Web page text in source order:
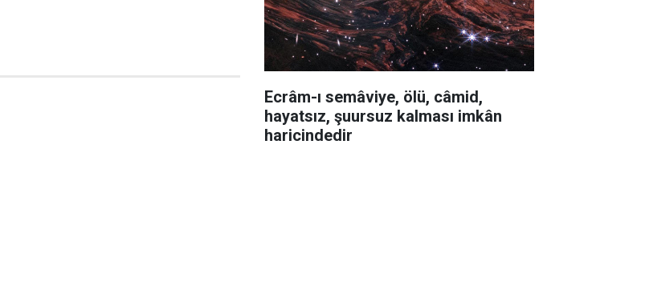
Ecrâm-ı semâviye, ölü, câmid,
hayatsız, şuursuz kalması imkân
haricindedir